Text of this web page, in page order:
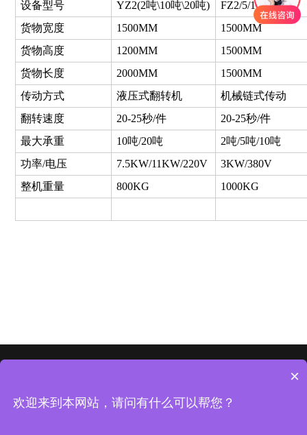
设备型号
YZ2(2吨\10吨\20吨)
FZ2/5/10T
货物宽度
1500MM
1500MM
货物高度
1200MM
1500MM
货物长度
2000MM
1500MM
传动方式
液压式翻转机
机械链式传动
翻转速度
20-25秒/件
20-25秒/件
最大承重
10吨/20吨
2吨/5吨/10吨
功率/电压
7.5KW/11KW/220V
3KW/380V
整机重量
800KG 1000KG
公司
鲁ICP备09036224号
×
欢迎来到本网站，请问有什么可以帮您？